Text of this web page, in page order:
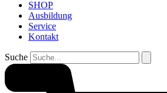
SHOP
Ausbildung
Service
Kontakt
Suche